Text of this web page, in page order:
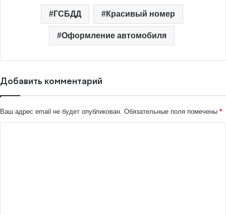
ГСБДД Красивый номер
Оформление автомобиля
Добавить комментарий
Ваш адрес email не будет опубликован. Обязательные поля помечены *